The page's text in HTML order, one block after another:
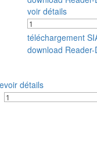
voir détails
téléchargement
download
voir détails